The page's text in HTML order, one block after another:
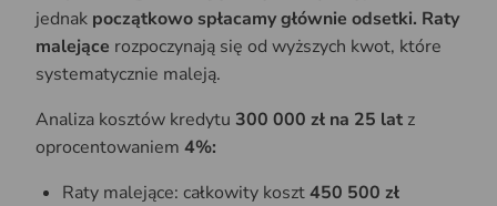
jednak początkowo spłacamy głównie odsetki. Raty
malejące rozpoczynają się od wyższych kwot, które
systematycznie maleją.
Analiza kosztów kredytu 300 000 zł na 25 lat z
oprocentowaniem 4%:
Raty malejące: całkowity koszt450 500 zł